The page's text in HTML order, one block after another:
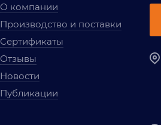
О компании
Производство и поставки
Сертификаты
Отзывы
Новости
Публикации